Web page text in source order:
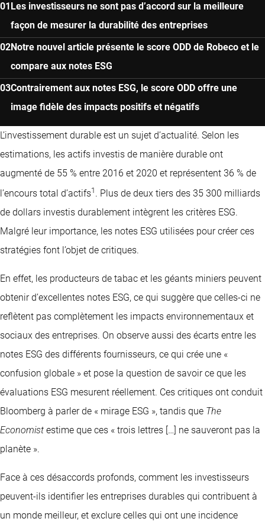
Les investisseurs ne sont pas d’accord sur la meilleure
façon de mesurer la durabilité des entreprises
Notre nouvel article présente le score ODD de Robeco et le
compare aux notes ESG
Contrairement aux notes ESG, le score ODD offre une
image fidèle des impacts positifs et négatifs
L’investissement durable est un sujet d’actualité. Selon les
estimations, les actifs investis de manière durable ont
augmenté de 55 % entre 2016 et 2020 et représentent 36 % de
l’encours total d’actifs1 . Plus de deux tiers des 35 300 milliards
de dollars investis durablement intègrent les critères ESG.
Malgré leur importance, les notes ESG utilisées pour créer ces
stratégies font l’objet de critiques.
En effet, les producteurs de tabac et les géants miniers peuvent
obtenir d’excellentes notes ESG, ce qui suggère que celles-ci ne
reflètent pas complètement les impacts environnementaux et
sociaux des entreprises. On observe aussi des écarts entre les
notes ESG des différents fournisseurs, ce qui crée une «
confusion globale » et pose la question de savoir ce que les
évaluations ESG mesurent réellement. Ces critiques ont conduit
Bloomberg à parler de « mirage ESG », tandis que The
Economist estime que ces « trois lettres […] ne sauveront pas la
planète ».
Face à ces désaccords profonds, comment les investisseurs
peuvent-ils identifier les entreprises durables qui contribuent à
un monde meilleur, et exclure celles qui ont une incidence